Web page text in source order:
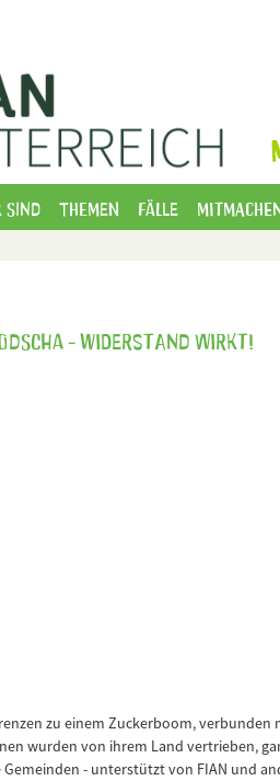
sind Themen Fälle
- Widerstand wirkt!
zu einem Zuckerboom,
wurden von ihrem Land vertrieben,
- unterstützt von FIAN und